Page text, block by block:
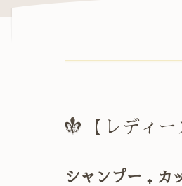
【レディ
シャンプー ₊ カ